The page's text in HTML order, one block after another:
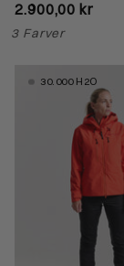
2.900,00 kr
3 Farver
30.000 H2O